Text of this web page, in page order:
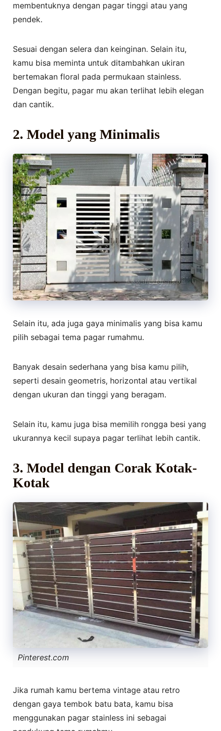
membentuknya dengan pagar tinggi atau yang
pendek.
Sesuai dengan selera dan keinginan. Selain itu,
kamu bisa meminta untuk ditambahkan ukiran
bertemakan floral pada permukaan stainless.
Dengan begitu, pagar mu akan terlihat lebih elegan
dan cantik.
2. Model yang Minimalis
Selain itu, ada juga gaya minimalis yang bisa kamu
pilih sebagai tema pagar rumahmu.
Banyak desain sederhana yang bisa kamu pilih,
seperti desain geometris, horizontal atau vertikal
dengan ukuran dan tinggi yang beragam.
Selain itu, kamu juga bisa memilih rongga besi yang
ukurannya kecil supaya pagar terlihat lebih cantik.
3. Model dengan Corak Kotak-
Kotak
Pinterest.com
Jika rumah kamu bertema vintage atau retro
dengan gaya tembok batu bata, kamu bisa
menggunakan pagar stainless ini sebagai